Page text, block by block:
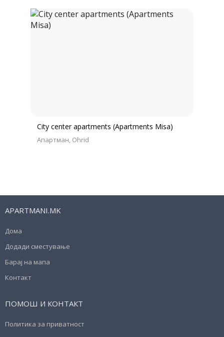
City center apartments (Apartments Misa)
Апартман Ohrid
APARTMANI.MK
Дома
Додади сместување
Барај на мапа
Контакт
ПОМОШ И КОНТАКТ
Политика за приватност